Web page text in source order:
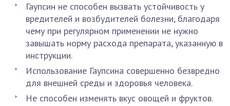
Гаупсин не способен вызвать устойчивость у
вредителей и возбудителей болезни, благодаря
чему при регулярном применении не нужно
завышать норму расхода препарата, указанную в
инструкции.
Использование Гаупсина совершенно безвредно
для внешней среды и здоровья человека.
Не способен изменять вкус овощей и фруктов.